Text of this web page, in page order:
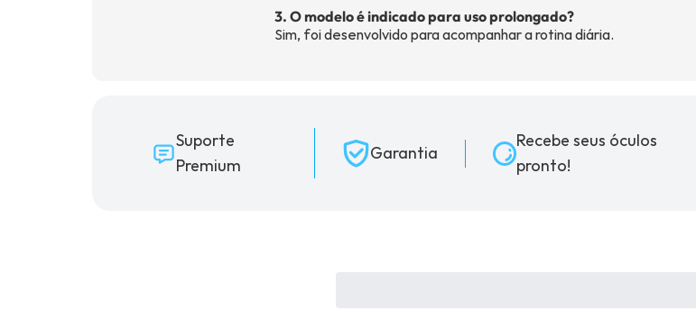
3. O modelo é indicado para uso prolongado?
Sim, foi desenvolvido para acompanhar a rotina diária.
Suporte
Premium
Garantia
Recebe seus óculos
pronto!